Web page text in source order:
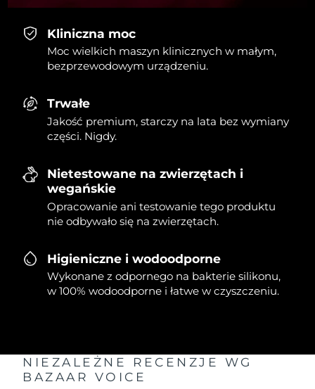
Kliniczna moc
Moc wielkich maszyn klinicznych w małym,
bezprzewodowym urządzeniu.
Trwałe
Jakość premium, starczy na lata bez wymiany
części. Nigdy.
Nietestowane na zwierzętach i
wegańskie
Opracowanie ani testowanie tego produktu
nie odbywało się na zwierzętach.
Higieniczne i wodoodporne
Wykonane z odpornego na bakterie silikonu,
w 100% wodoodporne i łatwe w czyszczeniu.
NIEZALEŻNE RECENZJE
WG
BAZAAR VOICE